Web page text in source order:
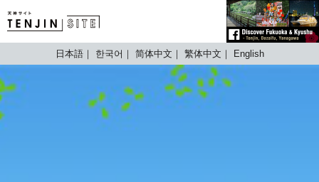
TENJIN SITE
日本語 한국어 简体中文 繁体中文 English